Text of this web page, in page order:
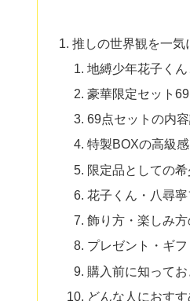
推しの世界観を一気
地縛少年花子く
豪華限定セット
69点セットの内
特製BOXの高級
限定品としての
花子くん・八尋
飾り方・楽しみ
プレゼント・ギ
購入前に知って
どんな人におす